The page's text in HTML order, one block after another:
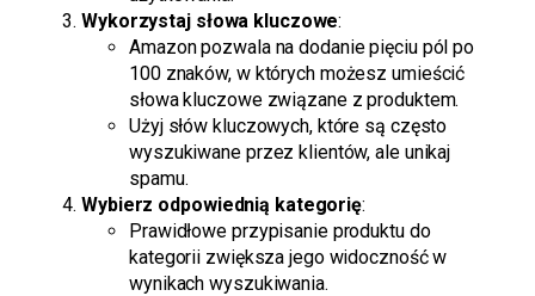
Wykorzystaj słowa kluczowe:
Amazon pozwala na dodanie pięciu pól po
100 znaków, w których możesz umieścić
słowa kluczowe związane z produktem.
Użyj słów kluczowych, które są często
wyszukiwane przez klientów, ale unikaj
spamu.
Wybierz odpowiednią kategorię:
Prawidłowe przypisanie produktu do
kategorii zwiększa jego widoczność w
wynikach wyszukiwania.